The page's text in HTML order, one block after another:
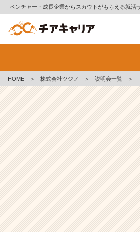
ベンチャー・成長企業からスカウトがもらえる就活
社
ツ
HOME ＞ 株式会社ツジノ ＞ 説明会一覧 ＞